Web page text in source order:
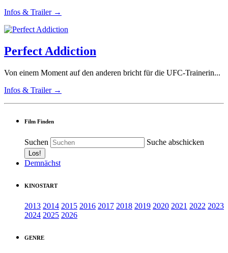
Infos & Trailer →
Perfect Addiction
Von einem Moment auf den anderen bricht für die UFC-Trainerin...
Infos & Trailer →
Film Finden
Suchen Suche abschicken
Demnächst
KINOSTART
2013 2014 2015 2016 2017 2018 2019 2020 2021 2022 2023
2024 2025 2026
GENRE